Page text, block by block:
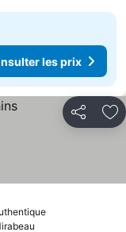
les prix
Partager